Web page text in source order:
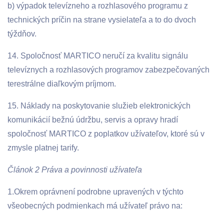
b) výpadok televízneho a rozhlasového programu z
technických príčin na strane vysielateľa a to do dvoch
týždňov.
14. Spoločnosť MARTICO neručí za kvalitu signálu
televíznych a rozhlasových programov zabezpečovaných
terestrálne diaľkovým príjmom.
15. Náklady na poskytovanie služieb elektronických
komunikácií bežnú údržbu, servis a opravy hradí
spoločnosť MARTICO z poplatkov užívateľov, ktoré sú v
zmysle platnej tarify.
Článok 2 Práva a povinnosti užívateľa
1.Okrem oprávnení podrobne upravených v týchto
všeobecných podmienkach má užívateľ právo na: